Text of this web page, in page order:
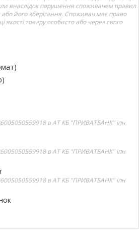
внаслідок порушення споживачем правил
його зберігання. Споживач має право
якості товару особисто або через свого
в АТ КБ "ПРИВАТБАНК" іпн
в АТ КБ "ПРИВАТБАНК" іпн
в АТ КБ "ПРИВАТБАНК" іпн